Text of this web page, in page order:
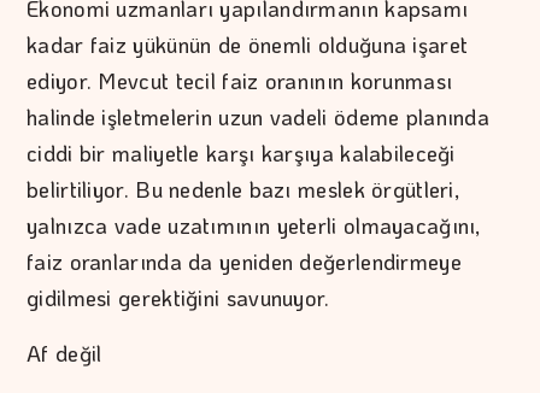
Ekonomi uzmanları yapılandırmanın kapsamı
kadar faiz yükünün de önemli olduğuna işaret
ediyor. Mevcut tecil faiz oranının korunması
halinde işletmelerin uzun vadeli ödeme planında
ciddi bir maliyetle karşı karşıya kalabileceği
belirtiliyor. Bu nedenle bazı meslek örgütleri,
yalnızca vade uzatımının yeterli olmayacağını,
faiz oranlarında da yeniden değerlendirmeye
gidilmesi gerektiğini savunuyor.
Af değil